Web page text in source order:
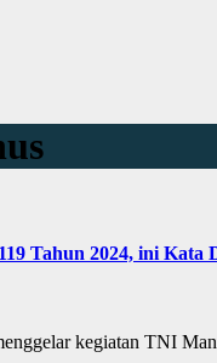
Tahun 2024, ini Kata
kegiatan TNI